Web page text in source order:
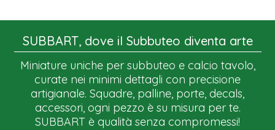
SUBBART, dove il Subbuteo diventa arte
Miniature uniche per subbuteo e calcio tavolo,
curate nei minimi dettagli con precisione
artigianale. Squadre, palline, porte, decals,
accessori, ogni pezzo è su misura per te.
SUBBART è qualità senza compromessi!